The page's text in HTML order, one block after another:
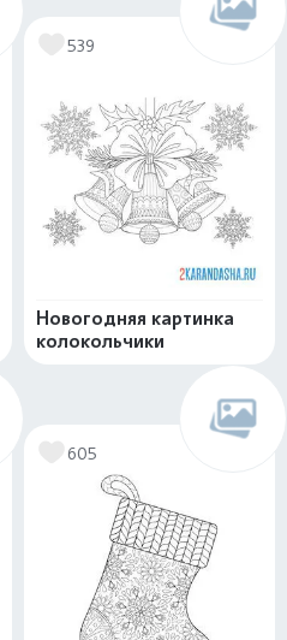
539
Новогодняя картинка
колокольчики
605